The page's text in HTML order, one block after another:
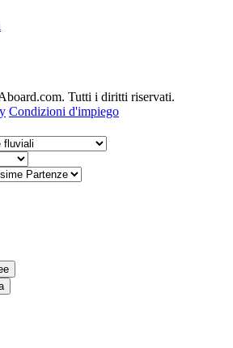
Tutti i diritti riservati.
Condizioni d'impiego